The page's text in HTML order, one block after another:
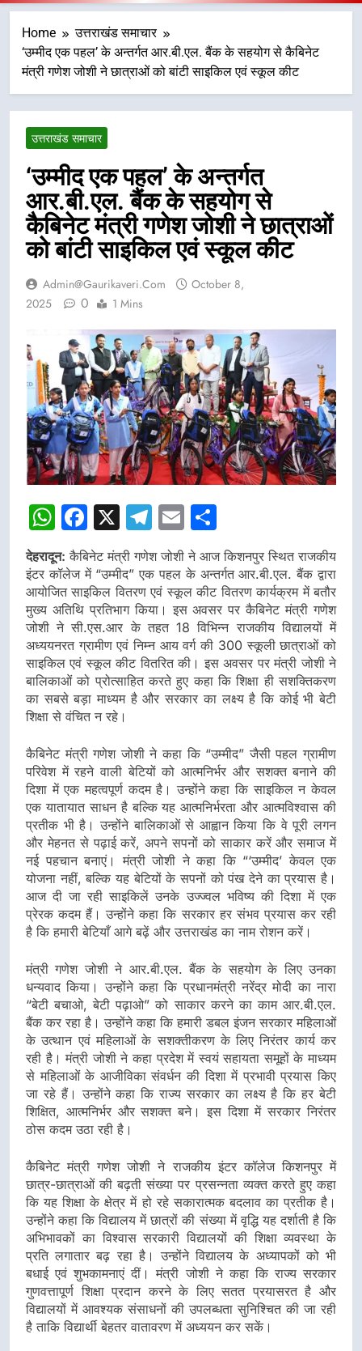
Home
उत्तराखंड समाचार
‘उम्मीद एक पहल’ के अन्तर्गत आर.बी.एल. बैंक के सहयोग से कैबिनेट
मंत्री गणेश जोशी ने छात्राओं को बांटी साइकिल एवं स्कूल कीट
उत्तराखंड समाचार
‘उम्मीद एक पहल’ के अन्तर्गत
आर.बी.एल. बैंक के सहयोग से
कैबिनेट मंत्री गणेश जोशी ने छात्राओं
को बांटी साइकिल एवं स्कूल कीट
Admin@gaurikaveri.com
October 8,
2025
0 1 Mins
WhatsApp
Facebook
X Telegram
Email
देहरादून: कैबिनेट मंत्री गणेश जोशी ने आज किशनपुर स्थित राजकीय
इंटर कॉलेज में “उम्मीद” एक पहल के अन्तर्गत आर.बी.एल. बैंक द्वारा
आयोजित साइकिल वितरण एवं स्कूल कीट वितरण कार्यक्रम में बतौर
मुख्य अतिथि प्रतिभाग किया। इस अवसर पर कैबिनेट मंत्री गणेश
जोशी ने सी.एस.आर के तहत 18 विभिन्न राजकीय विद्यालयों में
अध्ययनरत ग्रामीण एवं निम्न आय वर्ग की 300 स्कूली छात्राओं को
साइकिल एवं स्कूल कीट वितरित की। इस अवसर पर मंत्री जोशी ने
बालिकाओं को प्रोत्साहित करते हुए कहा कि शिक्षा ही सशक्तिकरण
का सबसे बड़ा माध्यम है और सरकार का लक्ष्य है कि कोई भी बेटी
शिक्षा से वंचित न रहे।
कैबिनेट मंत्री गणेश जोशी ने कहा कि “उम्मीद” जैसी पहल ग्रामीण
परिवेश में रहने वाली बेटियों को आत्मनिर्भर और सशक्त बनाने की
दिशा में एक महत्वपूर्ण कदम है। उन्होंने कहा कि साइकिल न केवल
एक यातायात साधन है बल्कि यह आत्मनिर्भरता और आत्मविश्वास की
प्रतीक भी है। उन्होंने बालिकाओं से आह्वान किया कि वे पूरी लगन
और मेहनत से पढ़ाई करें, अपने सपनों को साकार करें और समाज में
नई पहचान बनाएं। मंत्री जोशी ने कहा कि “‘उम्मीद’ केवल एक
योजना नहीं, बल्कि यह बेटियों के सपनों को पंख देने का प्रयास है।
आज दी जा रही साइकिलें उनके उज्ज्वल भविष्य की दिशा में एक
प्रेरक कदम हैं। उन्होंने कहा कि सरकार हर संभव प्रयास कर रही
है कि हमारी बेटियाँ आगे बढ़ें और उत्तराखंड का नाम रोशन करें।
मंत्री गणेश जोशी ने आर.बी.एल. बैंक के सहयोग के लिए उनका
धन्यवाद किया। उन्होंने कहा कि प्रधानमंत्री नरेंद्र मोदी का नारा
“बेटी बचाओ, बेटी पढ़ाओ” को साकार करने का काम आर.बी.एल.
बैंक कर रहा है। उन्होंने कहा कि हमारी डबल इंजन सरकार महिलाओं
के उत्थान एवं महिलाओं के सशक्तीकरण के लिए निरंतर कार्य कर
रही है। मंत्री जोशी ने कहा प्रदेश में स्वयं सहायता समूहों के माध्यम
से महिलाओं के आजीविका संवर्धन की दिशा में प्रभावी प्रयास किए
जा रहे हैं। उन्होंने कहा कि राज्य सरकार का लक्ष्य है कि हर बेटी
शिक्षित, आत्मनिर्भर और सशक्त बने। इस दिशा में सरकार निरंतर
ठोस कदम उठा रही है।
कैबिनेट मंत्री गणेश जोशी ने राजकीय इंटर कॉलेज किशनपुर में
छात्र-छात्राओं की बढ़ती संख्या पर प्रसन्नता व्यक्त करते हुए कहा
कि यह शिक्षा के क्षेत्र में हो रहे सकारात्मक बदलाव का प्रतीक है।
उन्होंने कहा कि विद्यालय में छात्रों की संख्या में वृद्धि यह दर्शाती है कि
अभिभावकों का विश्वास सरकारी विद्यालयों की शिक्षा व्यवस्था के
प्रति लगातार बढ़ रहा है। उन्होंने विद्यालय के अध्यापकों को भी
बधाई एवं शुभकामनाएं दीं। मंत्री जोशी ने कहा कि राज्य सरकार
गुणवत्तापूर्ण शिक्षा प्रदान करने के लिए सतत प्रयासरत है और
विद्यालयों में आवश्यक संसाधनों की उपलब्धता सुनिश्चित की जा रही
है ताकि विद्यार्थी बेहतर वातावरण में अध्ययन कर सकें।